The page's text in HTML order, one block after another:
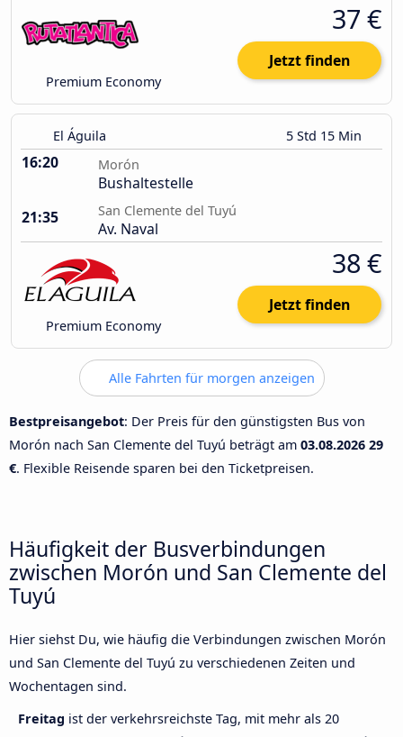
Premium Economy
37 €
Jetzt finden
El Águila 5 Std 15 Min
16:20 Morón
Bushaltestelle
21:35
San Clemente del Tuyú
Av. Naval
Premium Economy
38 €
Jetzt finden
Alle Fahrten für morgen anzeigen
Bestpreisangebot: Der Preis für den günstigsten Bus von
Morón nach San Clemente del Tuyú beträgt am 03.08.2026 29
€. Flexible Reisende sparen bei den Ticketpreisen.
Häufigkeit der Busverbindungen
zwischen Morón und San Clemente del
Tuyú
Hier siehst Du, wie häufig die Verbindungen zwischen Morón
und San Clemente del Tuyú zu verschiedenen Zeiten und
Wochentagen sind.
Freitag ist der verkehrsreichste Tag, mit mehr als 20